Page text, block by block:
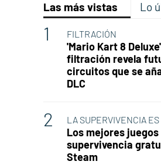
Las más vistas Lo
FILTRACIÓN
'Mario Kart 8
filtración revela
circuitos que se
DLC
LA SUPERVIVENCIA
Los mejores juegos
supervivencia
Steam